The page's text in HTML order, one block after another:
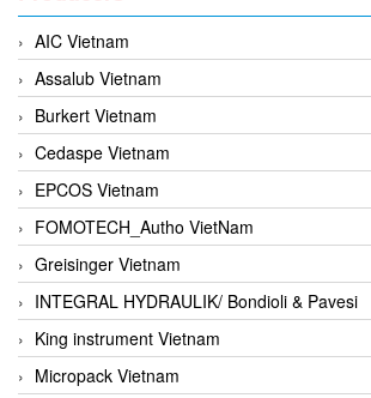
AIC Vietnam
Assalub Vietnam
Burkert Vietnam
Cedaspe Vietnam
EPCOS Vietnam
FOMOTECH_Autho VietNam
Greisinger Vietnam
INTEGRAL HYDRAULIK/ Bondioli & Pavesi
King instrument Vietnam
Micropack Vietnam